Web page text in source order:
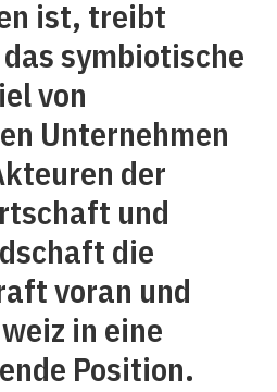
ist, treibt
symbiotische
von
Unternehmen
der
und
die
voran und
in eine
Position.